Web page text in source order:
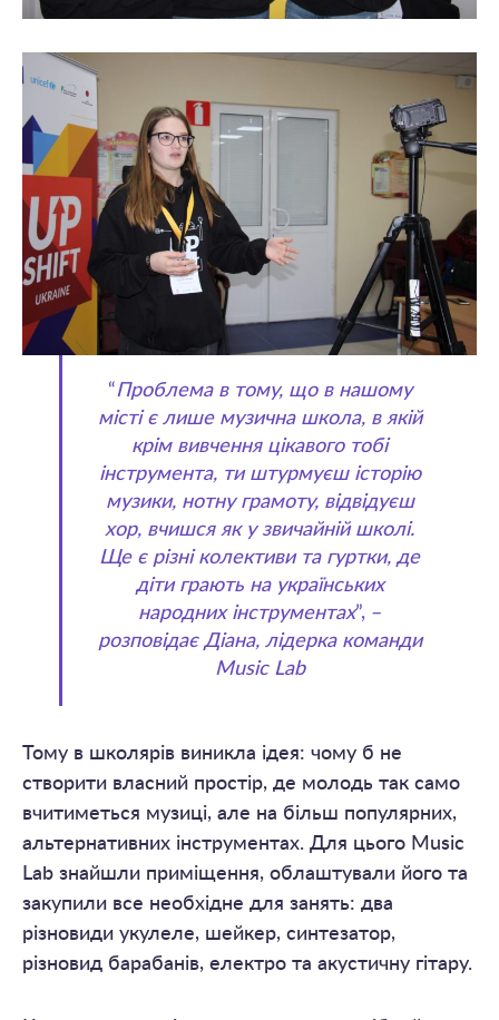
“Проблема в тому, що в нашому
місті є лише музична школа, в якій
крім вивчення цікавого тобі
інструмента, ти штурмуєш історію
музики, нотну грамоту, відвідуєш
хор, вчишся як у звичайній школі.
Ще є різні колективи та гуртки, де
діти грають на українських
народних інструментах”, –
розповідає Діана, лідерка команди
Music Lab
Тому в школярів виникла ідея: чому б не
створити власний простір, де молодь так само
вчитиметься музиці, але на більш популярних,
альтернативних інструментах. Для цього Music
Lab знайшли приміщення, облаштували його та
закупили все необхідне для занять: два
різновиди укулеле, шейкер, синтезатор,
різновид барабанів, електро та акустичну гітару.